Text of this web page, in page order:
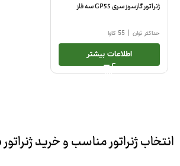
ژنراتور گازسوز سری GP55 سه فاز
حداکثر توان | 55 کاوا
اطلاعات بیشتر
انتخاب ژنراتور مناسب و خرید